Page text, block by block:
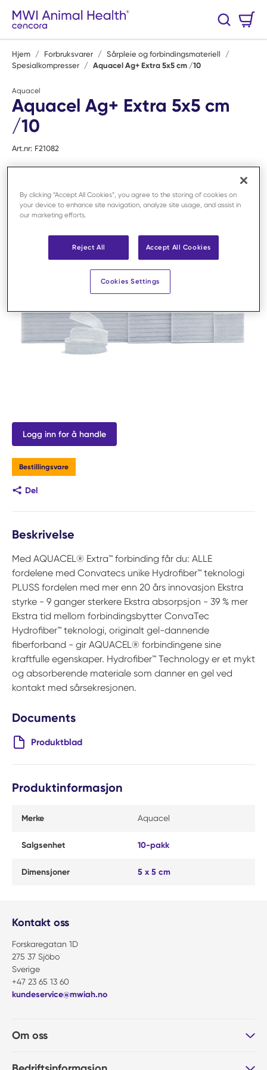
Hopp til hovedinnhold
Søk
Hjem / Forbruksvarer / Sårpleie og forbindingsmateriell
/
Spesialkompresser / Aquacel Ag+ Extra 5x5 cm /10
Aquacel
Aquacel Ag+ Extra 5x5 cm
/10
Art.nr: F21082
Logg inn for å handle
Bestillingsvare
Del
Beskrivelse
Med AQUACEL® Extra™ forbinding får du: ALLE
fordelene med Convatecs unike Hydrofiber™ teknologi
PLUSS fordelen med mer enn 20 års innovasjon Ekstra
styrke - 9 ganger sterkere Ekstra absorpsjon - 39 % mer
Ekstra tid mellom forbindingsbytter ConvaTec
Hydrofiber™ teknologi, originalt gel-dannende
fiberforband - gir AQUACEL® forbindingene sine
kraftfulle egenskaper. Hydrofiber™ Technology er et mykt
og absorberende materiale som danner en gel ved
kontakt med sårsekresjonen.
Documents
Produktblad
Produktinformasjon
Merke Aquacel
Salgsenhet 10-pakk
Dimensjoner 5 x 5 cm
Kontakt oss
Forskaregatan 1D
275 37 Sjöbo
Sverige
+47 23 65 13 60
kundeservice@mwiah.no
Om oss
By clicking “Accept All Cookies”, you agree to the storing of cookies on
your device to enhance site navigation, analyze site usage, and assist in
our marketing efforts.
Reject All Accept All Cookies
Cookies Settings